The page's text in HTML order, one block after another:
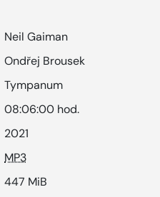
Neil Gaiman
Ondřej Brousek
Tympanum
08:06:00 hod.
2021
MP3
447 MiB